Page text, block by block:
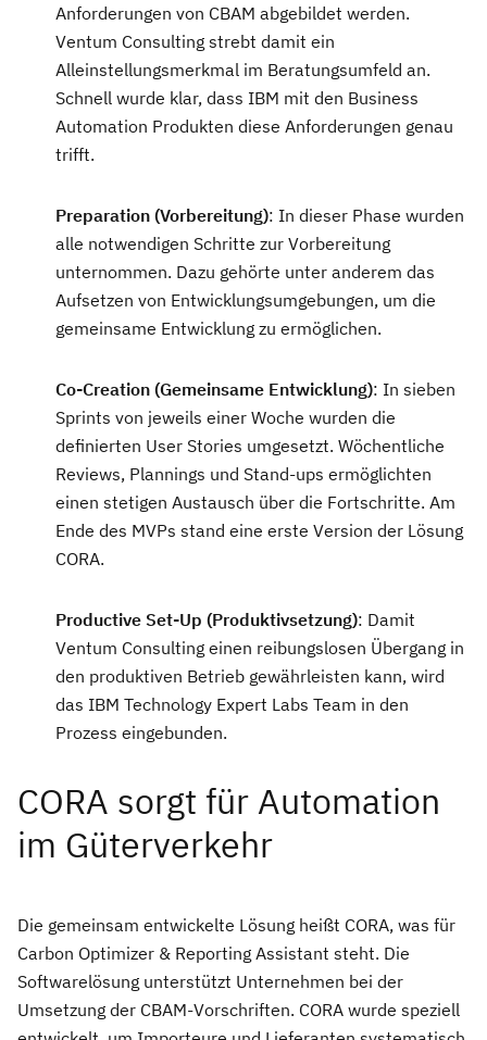
Anforderungen von CBAM abgebildet werden.
Ventum Consulting strebt damit ein
Alleinstellungsmerkmal im Beratungsumfeld an.
Schnell wurde klar, dass IBM mit den Business
Automation Produkten diese Anforderungen genau
trifft.
Preparation (Vorbereitung): In dieser Phase wurden
alle notwendigen Schritte zur Vorbereitung
unternommen. Dazu gehörte unter anderem das
Aufsetzen von Entwicklungsumgebungen, um die
gemeinsame Entwicklung zu ermöglichen.
Co-Creation (Gemeinsame Entwicklung): In sieben
Sprints von jeweils einer Woche wurden die
definierten User Stories umgesetzt. Wöchentliche
Reviews, Plannings und Stand-ups ermöglichten
einen stetigen Austausch über die Fortschritte. Am
Ende des MVPs stand eine erste Version der Lösung
CORA.
Productive Set-Up (Produktivsetzung): Damit
Ventum Consulting einen reibungslosen Übergang in
den produktiven Betrieb gewährleisten kann, wird
das IBM Technology Expert Labs Team in den
Prozess eingebunden.
CORA sorgt für Automation
im Güterverkehr
Die gemeinsam entwickelte Lösung heißt CORA, was für
Carbon Optimizer & Reporting Assistant steht. Die
Softwarelösung unterstützt Unternehmen bei der
Umsetzung der CBAM-Vorschriften. CORA wurde speziell